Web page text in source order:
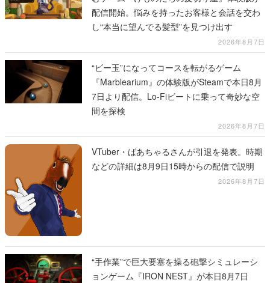
配信開始。悩みを持ったお客様と会話を交わ
し“本当に望んでる髪型”を見つけ出す
2026年8月7日
“ビー玉”になってコースを転がるゲーム
『Marblearium』の体験版がSteamで本日8月
7日より配信。Lo-Fiビートに乗って奇妙な空
間を探検
2026年8月7日
VTuber・ばあちゃるさんが引退を発表。時期
などの詳細は8月9日15時からの配信で説明
2026年8月7日
“手作業”で巨大要塞を操る砲撃シミュレーシ
ョンゲーム『IRON NEST』が本日8月7日